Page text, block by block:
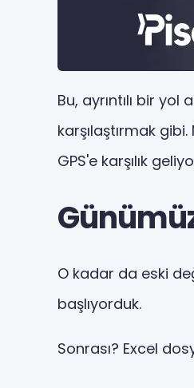
Bu, ayrıntılı bir
karşılaştırmak
GPS'e karşılık
O kadar da eski
başlıyorduk.
Sonrası? Excel